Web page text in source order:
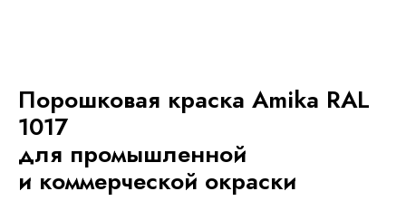
Порошковая краска Amika RAL
1017
для промышленной
и коммерческой окраски